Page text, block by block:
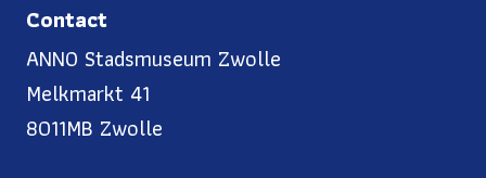
Contact
ANNO Stadsmuseum Zwolle
Melkmarkt 41
8011MB Zwolle